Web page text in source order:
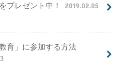
プレゼント中！ 2019.02.05
育」に参加する方法